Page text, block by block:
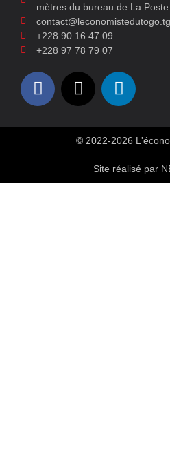
mètres du bureau de La Poste
contact@leconomistedutogo.tg
+228 90 16 47 09
+228 97 78 79 07
© 2022-2026
Site réalisé par